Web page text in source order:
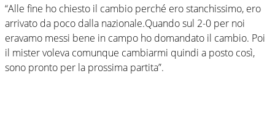
“Alle fine ho chiesto il cambio perché ero stanchissimo, ero
arrivato da poco dalla nazionale.Quando sul 2-0 per noi
eravamo messi bene in campo ho domandato il cambio. Poi
il mister voleva comunque cambiarmi quindi a posto così,
sono pronto per la prossima partita”.